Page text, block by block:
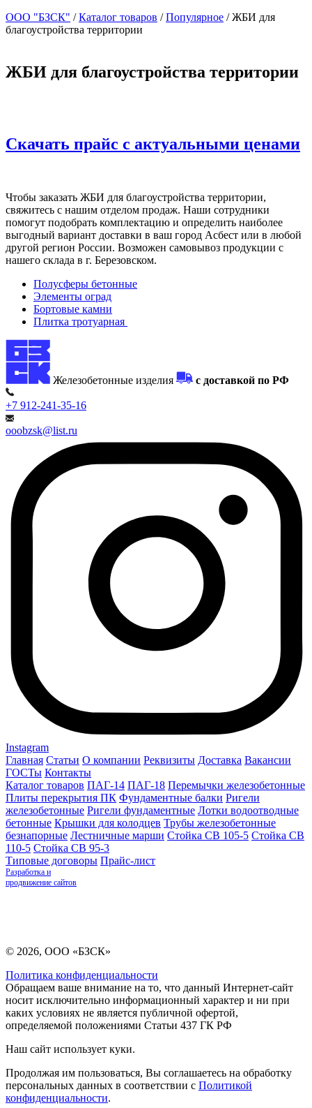
ООО "БЗСК" /Каталог товаров /Популярное /ЖБИ для
благоустройства территории
ЖБИ для благоустройства территории
Скачать прайс с актуальными ценами
Чтобы заказать ЖБИ для благоустройства территории,
свяжитесь с нашим отделом продаж. Наши сотрудники
помогут подобрать комплектацию и определить наиболее
выгодный вариант доставки в ваш город Асбест или в любой
другой регион России. Возможен самовывоз продукции с
нашего склада в г. Березовском.
Полусферы бетонные
Элементы оград
Бортовые камни
Плитка тротуарная
Железобетонные изделия с доставкой по РФ
+7 912-241-35-16
ooobzsk@list.ru
Instagram
Главная Статьи О компании Реквизиты Доставка Вакансии
ГОСТы Контакты
Каталог товаров ПАГ-14 ПАГ-18 Перемычки железобетонные
Плиты перекрытия ПК Фундаментные балки Ригели
железобетонные Ригели фундаментные Лотки водоотводные
бетонные Крышки для колодцев Трубы железобетонные
безнапорные Лестничные марши Стойка СВ 105-5 Стойка СВ
110-5 Стойка СВ 95-3
Типовые договоры Прайс-лист
Разработка и
продвижение сайтов
© 2026, ООО «БЗСК»
Политика конфиденциальности
Обращаем ваше внимание на то, что данный Интернет-сайт
носит исключительно информационный характер и ни при
каких условиях не является публичной офертой,
определяемой положениями Статьи 437 ГК РФ
Наш сайт использует куки.
Продолжая им пользоваться, Вы соглашаетесь на обработку
персональных данных в соответствии с Политикой
конфиденциальности.